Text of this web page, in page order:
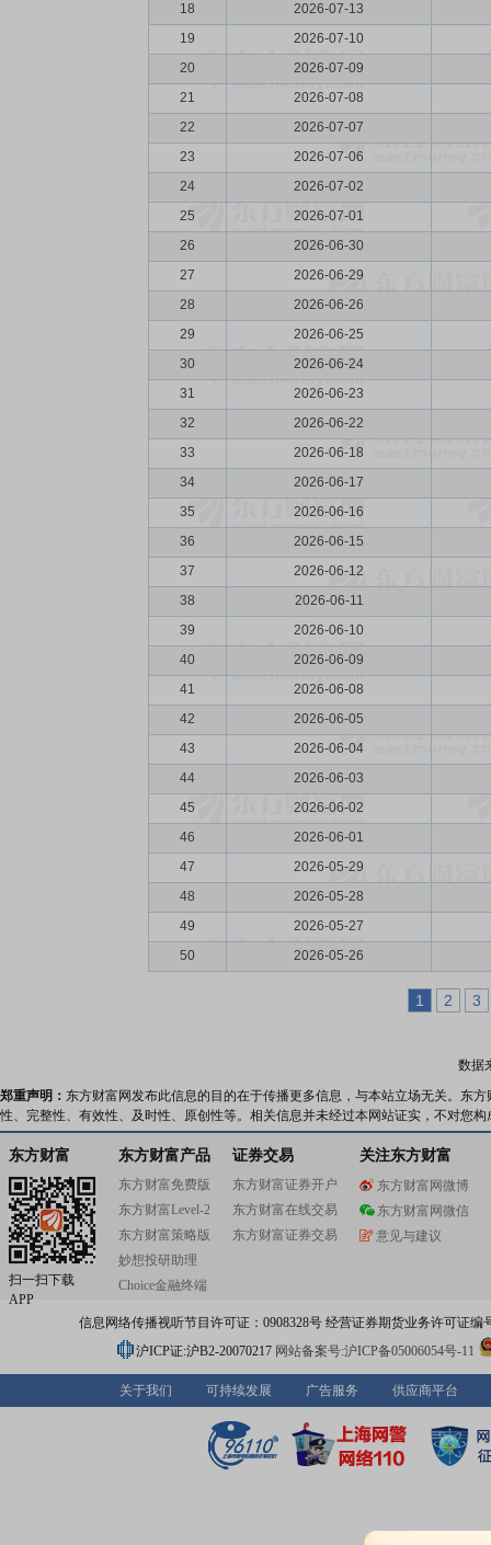
18
2026-07-13
19
2026-07-10
20
2026-07-09
21
2026-07-08
22
2026-07-07
23
2026-07-06
24
2026-07-02
25
2026-07-01
26
2026-06-30
27
2026-06-29
28
2026-06-26
29
2026-06-25
30
2026-06-24
31
2026-06-23
32
2026-06-22
33
2026-06-18
34
2026-06-17
35
2026-06-16
36
2026-06-15
37
2026-06-12
38
2026-06-11
39
2026-06-10
40
2026-06-09
41
2026-06-08
42
2026-06-05
43
2026-06-04
44
2026-06-03
45
2026-06-02
46
2026-06-01
47
2026-05-29
48
2026-05-28
49
2026-05-27
50
2026-05-26
1 2 3
数据
郑重声明： 东方财富网发布此信息的目的在于传播更多信息，与本站立场无关。东
性、完整性、有效性、及时性、原创性等。相关信息并未经过本网站证实，不对您
东方财富
扫一扫下载
APP
东方财富产品
东方财富免费版
东方财富Level-2
东方财富策略版
妙想投研助理
Choice金融终端
证券交易
东方财富证券开户
东方财富在线交易
东方财富证券交易
关注东方财富
东方财富网微博
东方财富网微信
意见与建议
信息网络传播视听节目许可证：0908328号 经营证券期货业务许可证编
沪ICP证:沪B2-20070217 网站备案号:沪ICP备05006054号-11
关于我们 可持续发展 广告服务 供应商平台